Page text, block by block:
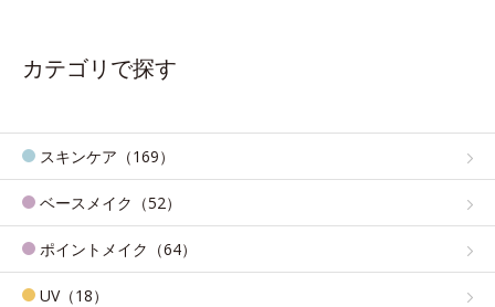
カテゴリで探す
スキンケア（169）
ベースメイク（52）
ポイントメイク（64）
UV（18）